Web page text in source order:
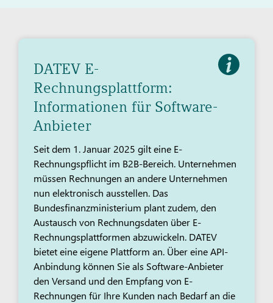
DATEV E-
Rechnungsplattform:
Informationen für Software-
Anbieter
Seit dem 1. Januar 2025 gilt eine E-
Rechnungspflicht im B2B-Bereich. Unternehmen
müssen Rechnungen an andere Unternehmen
nun elektronisch ausstellen. Das
Bundesfinanzministerium plant zudem, den
Austausch von Rechnungsdaten über E-
Rechnungsplattformen abzuwickeln. DATEV
bietet eine eigene Plattform an. Über eine API-
Anbindung können Sie als Software-Anbieter
den Versand und den Empfang von E-
Rechnungen für Ihre Kunden nach Bedarf an die